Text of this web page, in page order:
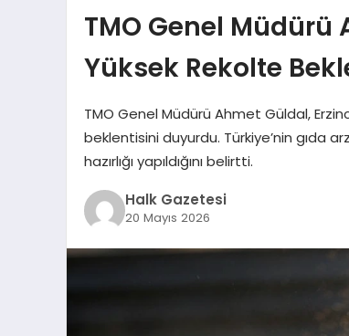
TMO Genel Müdürü
Yüksek Rekolte
TMO Genel Müdürü Ahmet Güldal,
beklentisini duyurdu. Türkiye’nin gıda
hazırlığı yapıldığını belirtti.
Halk Gazetesi
20 Mayıs 2026